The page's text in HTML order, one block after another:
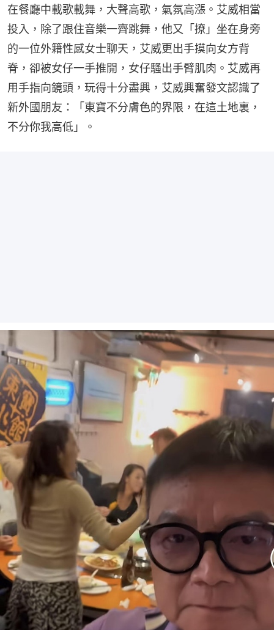
在餐廳中載歌載舞，大聲高歌，氣氛高漲。艾威相當
投入，除了跟住音樂一齊跳舞，他又「撩」坐在身旁
的一位外籍性感女士聊天，艾威更出手摸向女方背
脊，卻被女仔一手推開，女仔騷出手臂肌肉。艾威再
用手指向鏡頭，玩得十分盡興，艾威興奮發文認識了
新外國朋友：「東寶不分膚色的界限，在這土地裏，
不分你我高低」。